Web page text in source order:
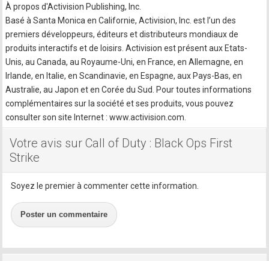
À propos d'Activision Publishing, Inc.
Basé à Santa Monica en Californie, Activision, Inc. est l’un des
premiers développeurs, éditeurs et distributeurs mondiaux de
produits interactifs et de loisirs. Activision est présent aux Etats-
Unis, au Canada, au Royaume-Uni, en France, en Allemagne, en
Irlande, en Italie, en Scandinavie, en Espagne, aux Pays-Bas, en
Australie, au Japon et en Corée du Sud. Pour toutes informations
complémentaires sur la société et ses produits, vous pouvez
consulter son site Internet : www.activision.com.
Votre avis sur Call of Duty : Black Ops First
Strike
Soyez le premier à commenter cette information.
Poster un commentaire